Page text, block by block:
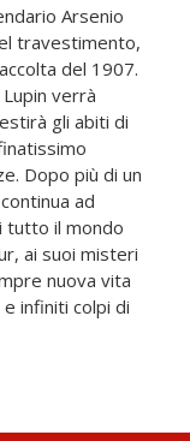
Arsenio
travestimento,
del 1907.
verrà
gli abiti di
Dopo più di un
ad
tutto il mondo
ai suoi misteri
nuova vita
infiniti colpi di